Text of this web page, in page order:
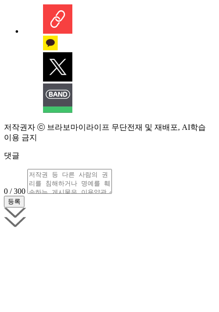
저작권자 ⓒ 브라보마이라이프 무단전재 및 재배포, AI학습
이용 금지
댓글
0 / 300